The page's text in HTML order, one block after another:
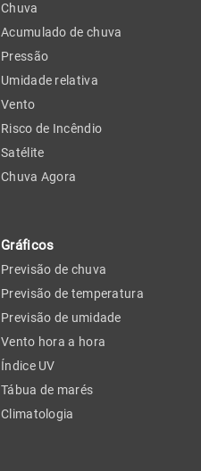
Chuva
Acumulado de chuva
Pressão
Umidade relativa
Vento
Risco de Incêndio
Satélite
Chuva Agora
Gráficos
Previsão de chuva
Previsão de temperatura
Previsão de umidade
Vento hora a hora
Índice UV
Tábua de marés
Climatologia